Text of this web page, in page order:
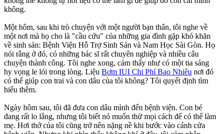
không.
Một hôm, sau khi trò chuyện với một người bạn thân, tôi nghe về
một nơi mà họ cho là "cầu cứu" của những gia đình gặp khó khăn
về sinh sản: Bệnh Viện Hỗ Trợ Sinh Sản và Nam Học Sài Gòn. Họ
nói rằng ở đó, có những bác sĩ rất chuyên nghiệp và nhiều câu
chuyện thành công. Tôi nghe xong, cảm thấy như có một tia sáng
hy vọng le lói trong lòng. Liệu Bơm IUI Chi Phí Bao Nhiêu nơi đó
có thể giúp con trai và con dâu của tôi không? Tôi quyết định tìm
hiểu thêm.
Ngày hôm sau, tôi đã đưa con dâu mình đến bệnh viện. Con bé
đang rất lo lắng, nhưng tôi biết nó muốn thử mọi cách để có thể làm
mẹ. Hơi thở của tôi cũng trở nên nặng nề khi bước vào cánh cửa